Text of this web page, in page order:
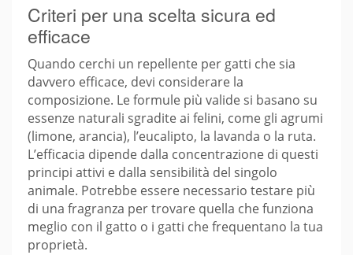
Criteri per una scelta sicura ed
efficace
Quando cerchi un repellente per gatti che sia
davvero efficace, devi considerare la
composizione. Le formule più valide si basano su
essenze naturali sgradite ai felini, come gli agrumi
(limone, arancia), l’eucalipto, la lavanda o la ruta.
L’efficacia dipende dalla concentrazione di questi
principi attivi e dalla sensibilità del singolo
animale. Potrebbe essere necessario testare più
di una fragranza per trovare quella che funziona
meglio con il gatto o i gatti che frequentano la tua
proprietà.